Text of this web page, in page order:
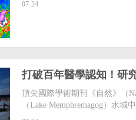
07-24
打破百年醫學認知！研
頂尖國際學術期刊《自然》（
（Lake Memphremagog）水